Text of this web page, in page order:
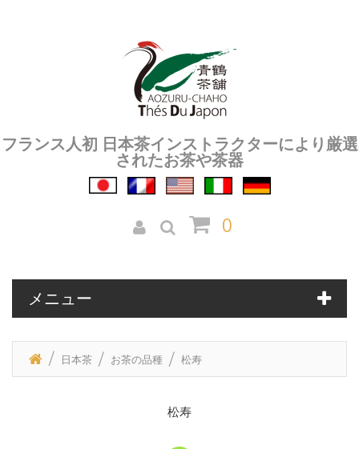
フランス人初 日本茶インストラクターにより厳選
されたお茶や茶器
0
メニュー
日本茶 お茶の品種 松寿
松寿